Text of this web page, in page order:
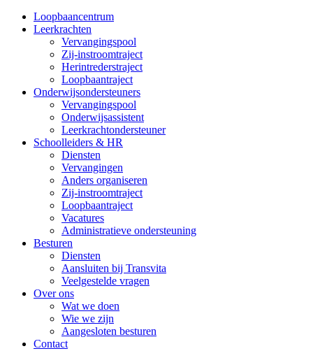
Loopbaancentrum
Leerkrachten
Vervangingspool
Zij-instroomtraject
Herintrederstraject
Loopbaantraject
Onderwijsondersteuners
Vervangingspool
Onderwijsassistent
Leerkrachtondersteuner
Schoolleiders & HR
Diensten
Vervangingen
Anders organiseren
Zij-instroomtraject
Loopbaantraject
Vacatures
Administratieve ondersteuning
Besturen
Diensten
Aansluiten bij Transvita
Veelgestelde vragen
Over ons
Wat we doen
Wie we zijn
Aangesloten besturen
Contact